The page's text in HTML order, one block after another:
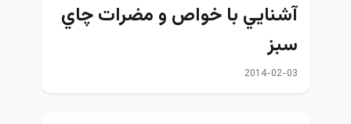
آشنايي با خواص و مضرات چاي
2014-02-03